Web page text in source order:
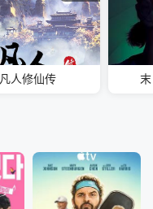
凡人修仙传